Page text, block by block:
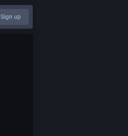
Sign up